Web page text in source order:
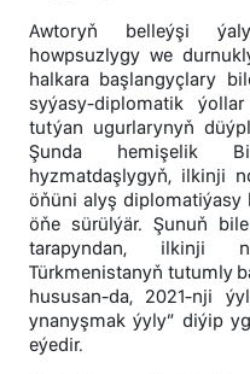
Awtoryň belleýşi
howpsuzlygy we
halkara başlangyçlary
syýasy-diplomatik
tutýan ugurlarynyň
Şunda hemişelik
hyzmatdaşlygyň, ilkinji
öňüni alyş diplomatiýasy
öňe sürülýär. Şunuň
tarapyndan, ilkinji
Türkmenistanyň tutumly
hususan-da, 2021-nji
ynanyşmak ýyly” diýip
eýedir.